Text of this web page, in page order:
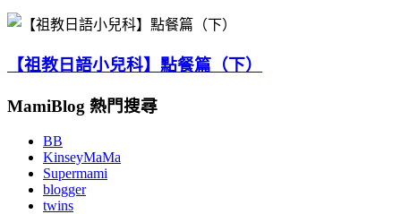
【祖教日語小兒科】點餐篇（下）
MamiBlog 熱門搜尋
BB
KinseyMaMa
Supermami
blogger
twins